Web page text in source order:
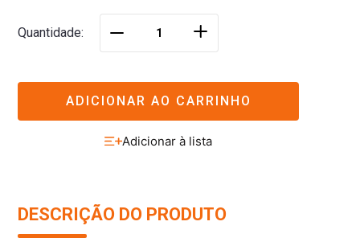
Quantidade ＋
ADICIONAR AO CARRINHO
DESCRIÇÃO DO PRODUTO